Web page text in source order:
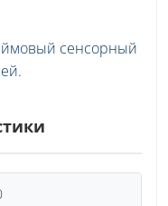
сенсорный